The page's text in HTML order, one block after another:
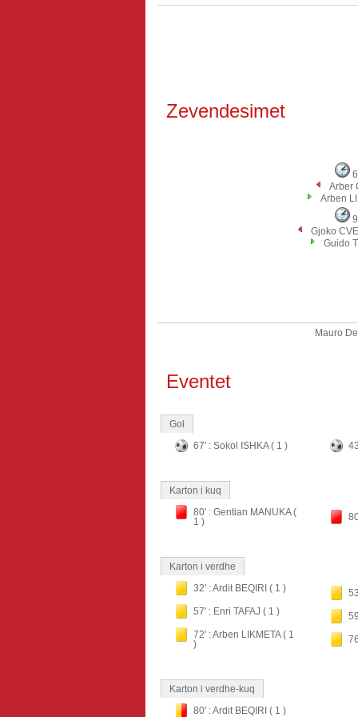
Zevendesimet
Arber
Arben
Gjoko
Guido
Mauro
Eventet
Gol
67' : Sokol ISHKA ( 1 )
Karton i kuq
80' : Gentian MANUKA (
1 )
Karton i verdhe
32' : Ardit BEQIRI ( 1 )
57' : Enri TAFAJ ( 1 )
72' : Arben LIKMETA ( 1
)
Karton i verdhe-kuq
80' : Ardit BEQIRI ( 1 )